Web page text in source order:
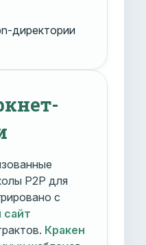
директории
P2P для
с
сайт
Кракен